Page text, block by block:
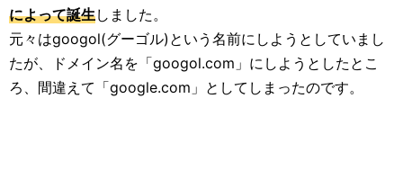
によって誕生しました。
元々はgoogol(グーゴル)という名前にしようとしていまし
たが、ドメイン名を「googol.com」にしようとしたとこ
ろ、間違えて「google.com」としてしまったのです。